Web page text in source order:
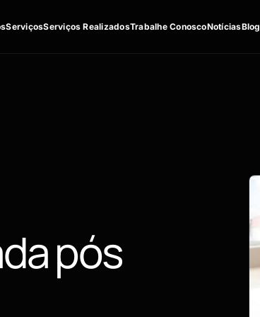
ServiçosServiços RealizadosTrabalhe ConoscoNotíciasBlog
pós